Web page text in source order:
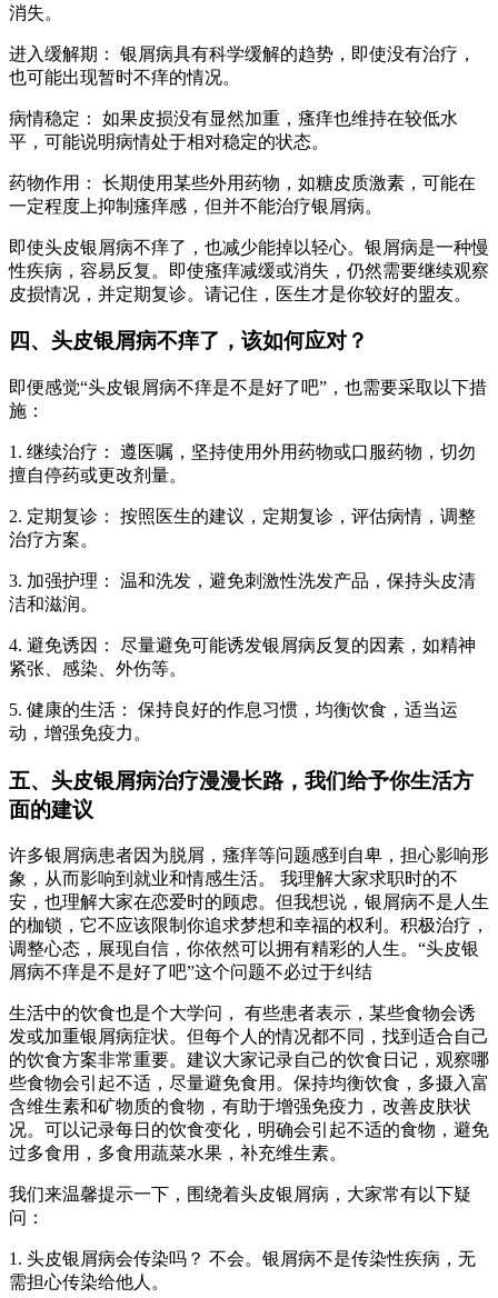
消失。
进入缓解期： 银屑病具有科学缓解的趋势，即使没有治疗，
也可能出现暂时不痒的情况。
病情稳定： 如果皮损没有显然加重，瘙痒也维持在较低水
平，可能说明病情处于相对稳定的状态。
药物作用： 长期使用某些外用药物，如糖皮质激素，可能在
一定程度上抑制瘙痒感，但并不能治疗银屑病。
即使头皮银屑病不痒了，也减少能掉以轻心。银屑病是一种慢
性疾病，容易反复。即使瘙痒减缓或消失，仍然需要继续观察
皮损情况，并定期复诊。请记住，医生才是你较好的盟友。
四、头皮银屑病不痒了，该如何应对？
即便感觉“头皮银屑病不痒是不是好了吧”，也需要采取以下措
施：
1. 继续治疗： 遵医嘱，坚持使用外用药物或口服药物，切勿
擅自停药或更改剂量。
2. 定期复诊： 按照医生的建议，定期复诊，评估病情，调整
治疗方案。
3. 加强护理： 温和洗发，避免刺激性洗发产品，保持头皮清
洁和滋润。
4. 避免诱因： 尽量避免可能诱发银屑病反复的因素，如精神
紧张、感染、外伤等。
5. 健康的生活： 保持良好的作息习惯，均衡饮食，适当运
动，增强免疫力。
五、头皮银屑病治疗漫漫长路，我们给予你生活方
面的建议
许多银屑病患者因为脱屑，瘙痒等问题感到自卑，担心影响形
象，从而影响到就业和情感生活。 我理解大家求职时的不
安，也理解大家在恋爱时的顾虑。但我想说，银屑病不是人生
的枷锁，它不应该限制你追求梦想和幸福的权利。积极治疗，
调整心态，展现自信，你依然可以拥有精彩的人生。“头皮银
屑病不痒是不是好了吧”这个问题不必过于纠结
生活中的饮食也是个大学问， 有些患者表示，某些食物会诱
发或加重银屑病症状。但每个人的情况都不同，找到适合自己
的饮食方案非常重要。建议大家记录自己的饮食日记，观察哪
些食物会引起不适，尽量避免食用。保持均衡饮食，多摄入富
含维生素和矿物质的食物，有助于增强免疫力，改善皮肤状
况。可以记录每日的饮食变化，明确会引起不适的食物，避免
过多食用，多食用蔬菜水果，补充维生素。
我们来温馨提示一下，围绕着头皮银屑病，大家常有以下疑
问：
1. 头皮银屑病会传染吗？ 不会。银屑病不是传染性疾病，无
需担心传染给他人。